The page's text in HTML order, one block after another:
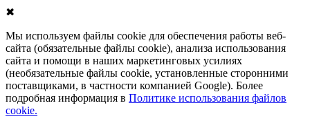
✖
Мы используем файлы cookie для обеспечения работы веб-
сайта (обязательные файлы cookie), анализа использования
сайта и помощи в наших маркетинговых усилиях
(необязательные файлы cookie, установленные сторонними
поставщиками, в частности компанией Google). Более
подробная информация в Политике использования файлов
cookie.